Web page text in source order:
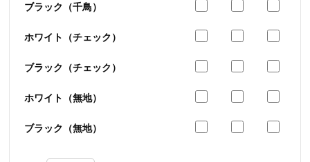
ブラック（千鳥）
ホワイト（チェック）
ブラック（チェック）
ホワイト（無地）
ブラック（無地）